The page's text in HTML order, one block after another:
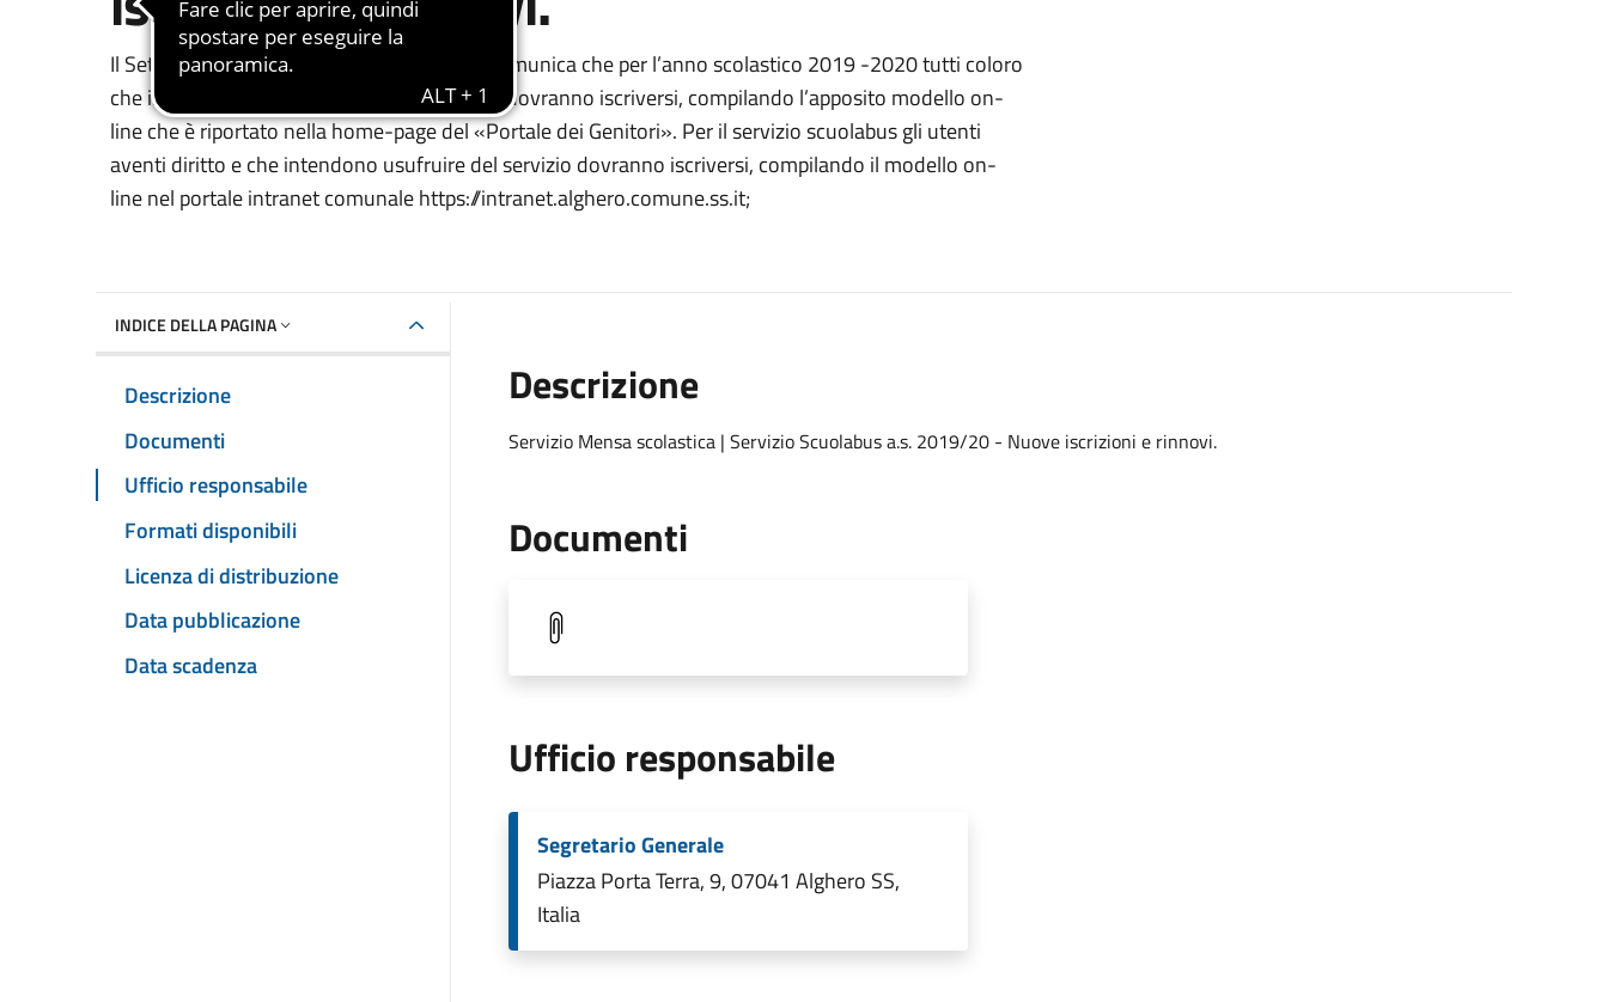
Dettaglio del documento
Il Settore VI - per l’Infanzia e per i Giovani, comunica che per l’anno scolastico 2019 -2020 tutti coloro
che intendono usufruire del servizio mensa dovranno iscriversi, compilando l’apposito modello on-
line che è riportato nella home-page del «Portale dei Genitori». Per il servizio scuolabus gli utenti
aventi diritto e che intendono usufruire del servizio dovranno iscriversi, compilando il modello on-
line nel portale intranet comunale https://intranet.alghero.comune.ss.it;
INDICE DELLA PAGINA
Descrizione
Documenti
Ufficio responsabile
Formati disponibili
Licenza di distribuzione
Data pubblicazione
Data scadenza
Descrizione
Servizio Mensa scolastica | Servizio Scuolabus a.s. 2019/20 - Nuove iscrizioni e rinnovi.
Documenti
Ufficio responsabile
Segretario Generale
Piazza Porta Terra, 9, 07041 Alghero SS,
Italia